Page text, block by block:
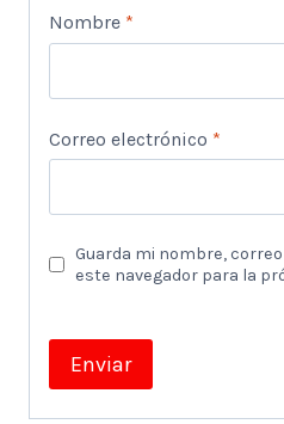
Nombre *
Correo electrónico *
Guarda mi nombre,
este navegador para la